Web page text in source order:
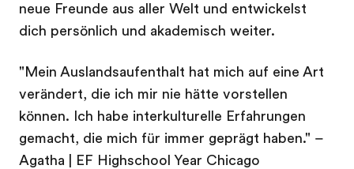
neue Freunde aus aller Welt und entwickelst
dich persönlich und akademisch weiter.
"Mein Auslandsaufenthalt hat mich auf eine Art
verändert, die ich mir nie hätte vorstellen
können. Ich habe interkulturelle Erfahrungen
gemacht, die mich für immer geprägt haben." –
Agatha | EF Highschool Year Chicago